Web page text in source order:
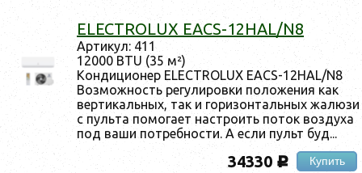
ELECTROLUX EACS-12HAL/N8
Ар­ти­кул: 411
12000 BTU (35 м²)
Кон­ди­ци­онер ELECTROLUX EACS-12HAL/N8
Воз­можность ре­гули­ров­ки по­ложе­ния как
вер­ти­каль­ных, так и го­ризон­таль­ных жа­люзи
с пуль­та по­мога­ет нас­тро­ить по­ток воз­ду­ха
под ва­ши пот­ребнос­ти. А ес­ли пульт буд...
34330 c Купить